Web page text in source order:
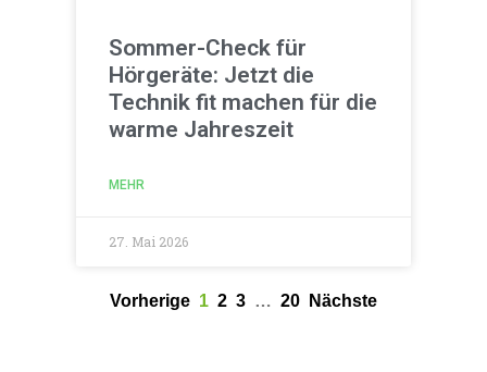
Sommer-Check für
Hörgeräte: Jetzt die
Technik fit machen für die
warme Jahreszeit
MEHR
27. Mai 2026
Vorherige 1 2 3 … 20 Nächste